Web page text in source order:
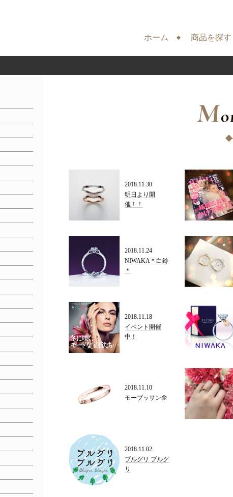
ホーム 商品を探す
M
2018.11.30
明日より開
催！！
2018.11.24
NIWAKA＊白鈴
＊
2018.11.18
イベント開催
中！
2018.11.10
モーブッサン🌼
2018.11.02
ブルグリ ブルグ
リ